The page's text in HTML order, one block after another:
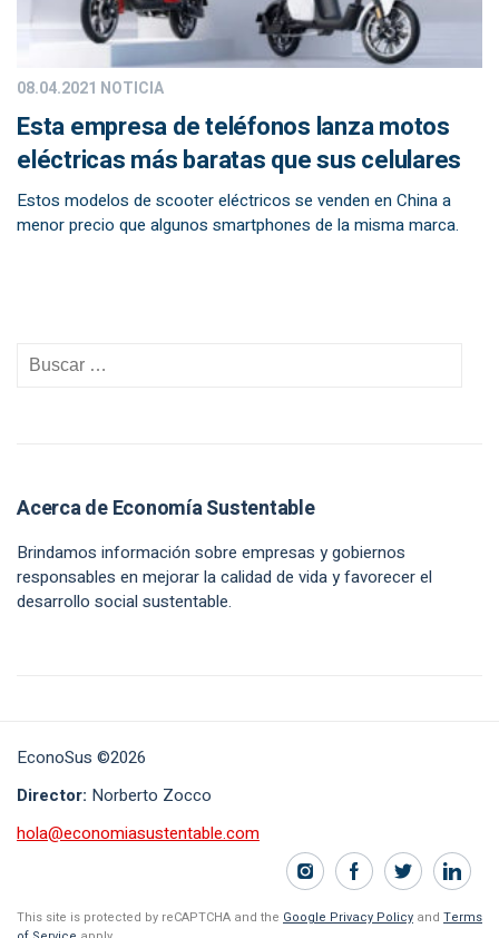
08.04.2021 NOTICIA
Esta empresa de teléfonos lanza motos
eléctricas más baratas que sus celulares
Estos modelos de scooter eléctricos se venden en China a
menor precio que algunos smartphones de la misma marca.
Acerca de Economía Sustentable
Brindamos información sobre empresas y gobiernos
responsables en mejorar la calidad de vida y favorecer el
desarrollo social sustentable.
EconoSus ©2026
Director: Norberto Zocco
hola@economiasustentable.com
This site is protected by reCAPTCHA and the Google Privacy Policy and Terms